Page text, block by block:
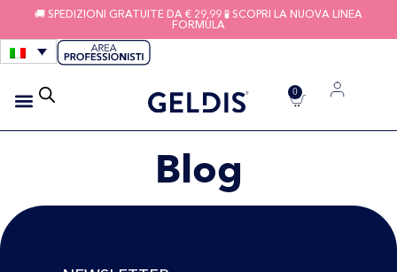
🚚 SPEDIZIONI GRATUITE DA € 29,99 🧪 SCOPRI LA NUOVA LINEA
FORMULA
0
Blog